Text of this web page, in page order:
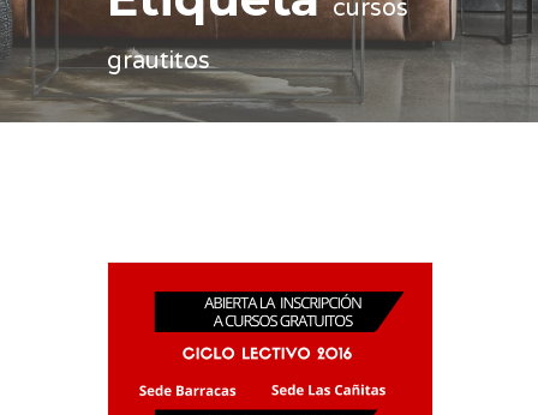
cursos
grautitos